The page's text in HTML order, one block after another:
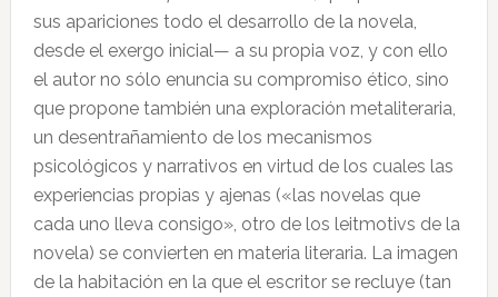
sus apariciones todo el desarrollo de la novela,
desde el exergo inicial— a su propia voz, y con ello
el autor no sólo enuncia su compromiso ético, sino
que propone también una exploración metaliteraria,
un desentrañamiento de los mecanismos
psicológicos y narrativos en virtud de los cuales las
experiencias propias y ajenas («las novelas que
cada uno lleva consigo», otro de los leitmotivs de la
novela) se convierten en materia literaria. La imagen
de la habitación en la que el escritor se recluye (tan